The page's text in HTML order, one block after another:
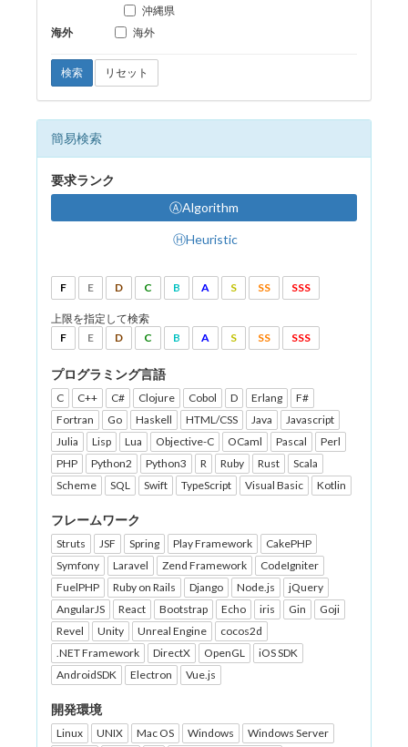
沖縄県
海外
海外
検索 リセット
簡易検索
要求ランク
ⒶAlgorithm
ⒽHeuristic
F E D C B A S SS SSS
上限を指定して検索
F
E D C B A S SS SSS
プログラミング言語
C C++ C# Clojure Cobol D Erlang
F#
Fortran
Go Haskell HTML/CSS Java
Javascript
Julia
Lisp Lua Objective-C OCaml Pascal
Perl
PHP
Python2 Python3 R Ruby Rust
Scala
Scheme
SQL Swift TypeScript Visual Basic Kotlin
フレームワーク
Struts JSF Spring Play Framework
CakePHP
Symfony
Laravel Zend Framework
CodeIgniter
FuelPHP
Ruby on Rails Django Node.js
jQuery
AngularJS
React Bootstrap Echo iris Gin
Goji
Revel
Unity Unreal Engine
cocos2d
.NET Framework
DirectX OpenGL
iOS SDK
AndroidSDK
Electron Vue.js
開発環境
Linux UNIX Mac OS Windows
Windows Server